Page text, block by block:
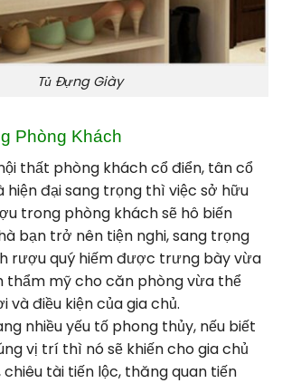
Tủ Đựng Giày
Phòng Khách
thất phòng khách cổ điển, tân cổ
hiện đại sang trọng thì việc sở hữu
trong phòng khách sẽ hô biến
bạn trở nên tiện nghi, sang trọng
rượu quý hiếm được trưng bày vừa
thẩm mỹ cho căn phòng vừa thể
và điều kiện của gia chủ.
nhiều yếu tố phong thủy, nếu biết
vị trí thì nó sẽ khiến cho gia chủ
chiêu tài tiến lộc, thăng quan tiến